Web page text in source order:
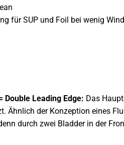
für SUP und Foil bei wenig Wind
Double Leading Edge: Das
Ähnlich der Konzeption eines
durch zwei Bladder in der